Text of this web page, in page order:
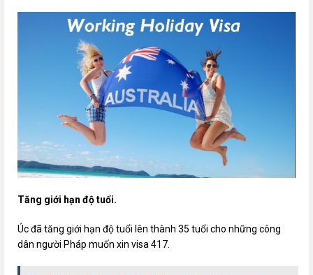
Tăng giới hạn độ tuổi.
Úc đã tăng giới hạn độ tuổi lên thành 35 tuổi cho những công
dân người Pháp muốn xin visa 417.